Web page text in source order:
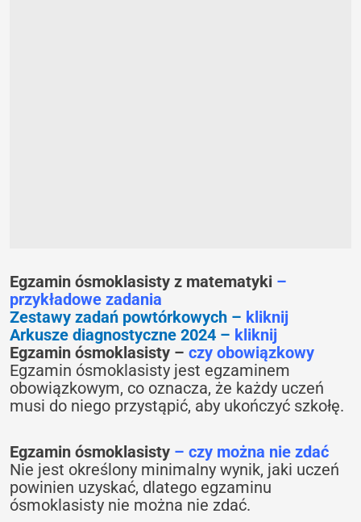
Egzamin ósmoklasisty z matematyki –
przykładowe zadania
Zestawy zadań powtórkowych – kliknij
Arkusze diagnostyczne 2024 – kliknij
Egzamin ósmoklasisty –czy obowiązkowy
Egzamin ósmoklasisty jest egzaminem
obowiązkowym, co oznacza, że każdy uczeń
musi do niego przystąpić, aby ukończyć szkołę.
Egzamin ósmoklasisty – czy można nie zdać
Nie jest określony minimalny wynik, jaki uczeń
powinien uzyskać, dlatego egzaminu
ósmoklasisty nie można nie zdać.